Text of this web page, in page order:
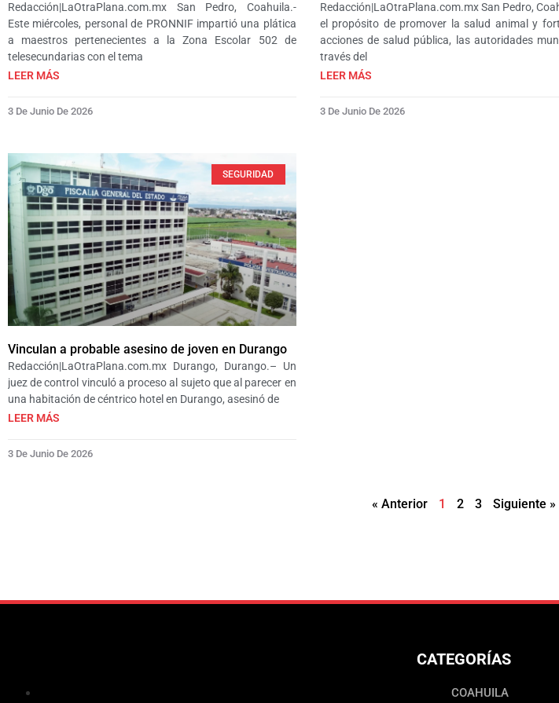
Redacción|LaOtraPlana.com.mx San Pedro, Coahuila.-
Este miércoles, personal de PRONNIF impartió una plática
a maestros pertenecientes a la Zona Escolar 502 de
telesecundarias con el tema
LEER MÁS
3 De Junio De 2026
Redacción|LaOtraPlana.com.mx San Pedro,
el propósito de promover la salud animal y
acciones de salud pública, las autoridades
través del
LEER MÁS
3 De Junio De 2026
SEGURIDAD
Vinculan a probable asesino de joven en Durango
Redacción|LaOtraPlana.com.mx Durango, Durango.– Un
juez de control vinculó a proceso al sujeto que al parecer en
una habitación de céntrico hotel en Durango, asesinó de
LEER MÁS
3 De Junio De 2026
« Anterior 1 2 3 Siguiente »
CATEGORÍAS
COAHUILA